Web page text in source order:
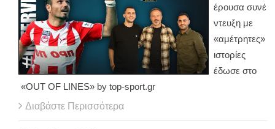
έρουσα συνέ
ντευξη με
«αμέτρητες»
ιστορίες
έδωσε στο
«OUT OF LINES» by top-sport.gr
Διαβάστε Περισσότερα